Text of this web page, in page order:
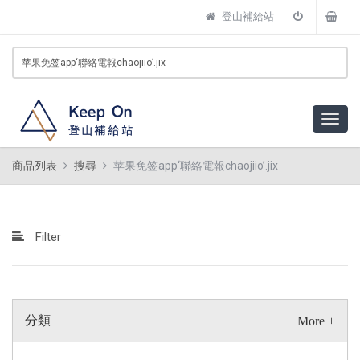
登山補給站
商品列表 搜尋 苹果免签app‘聯絡電報chaojiio’.jix
Filter
分類